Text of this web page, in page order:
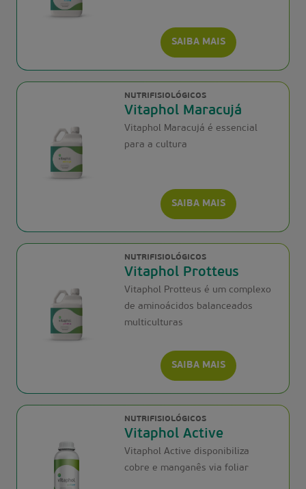
SAIBA MAIS
NUTRIFISIOLÓGICOS
Vitaphol Maracujá
Vitaphol Maracujá é essencial
para a cultura
SAIBA MAIS
NUTRIFISIOLÓGICOS
Vitaphol Protteus
Vitaphol Protteus é um complexo
de aminoácidos balanceados
multiculturas
SAIBA MAIS
NUTRIFISIOLÓGICOS
Vitaphol Active
Vitaphol Active disponibiliza
cobre e manganês via foliar